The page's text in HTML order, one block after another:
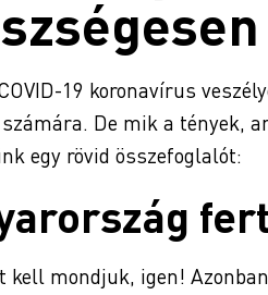
19 koronavírus
De mik a tények,
egy rövid összefoglalót:
kell mondjuk, igen!